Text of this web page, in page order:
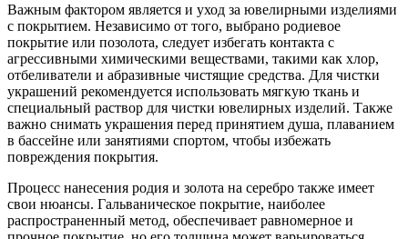
Важным фактором является и уход за ювелирными изделиями
с покрытием. Независимо от того, выбрано родиевое
покрытие или позолота, следует избегать контакта с
агрессивными химическими веществами, такими как хлор,
отбеливатели и абразивные чистящие средства. Для чистки
украшений рекомендуется использовать мягкую ткань и
специальный раствор для чистки ювелирных изделий. Также
важно снимать украшения перед принятием душа, плаванием
в бассейне или занятиями спортом, чтобы избежать
повреждения покрытия.
Процесс нанесения родия и золота на серебро также имеет
свои нюансы. Гальваническое покрытие, наиболее
распространенный метод, обеспечивает равномерное и